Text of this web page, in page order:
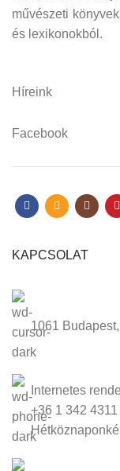
művészeti
és lexikonokból.
Híreink
Facebook
KAPCSOLAT
1061
Internetes
+36 1 342 4311